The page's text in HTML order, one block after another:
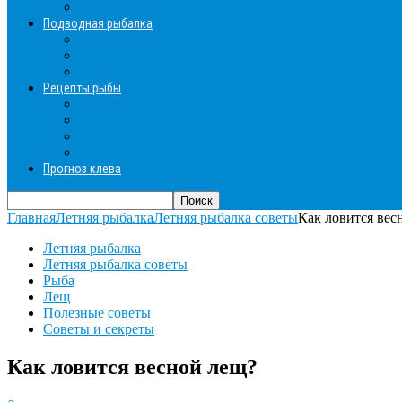
Подводная рыбалка
Рецепты рыбы
Прогноз клева
ГлавнаяЛетняя рыбалкаЛетняя рыбалка советыКак ловится
Летняя рыбалка
Летняя рыбалка советы
Рыба
Лещ
Полезные советы
Советы и секреты
Как ловится весной лещ?